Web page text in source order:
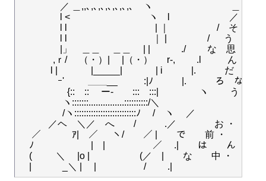
／ ＿,,､,､,､,､,､,､,､　ヽ　　　　　　　　 ＿＿＿
l <　 　　　　　　　ヽ　l　　　　　　 ／　　　
l l　　　　　　　　　 | ｜　　　　　/　そ　そ　
l l　　　　　　　　　｜ |　　 　　/ 　 う　う　
|」　＿＿　 ＿＿ 　| |　　　 ./　 　な　思　が
,ｒ/　 （・）|　 |（・） 　 r-,　　 .l 　 　 ん　
l | 　　　 |_____| 　　　 | i　　　|.　　　だ　ん
ｰ' 　　 ＿＿__ 　 　 :|ﾉ　　　|.　　　ろ　な
{::　:: 　ー-　　:::　:::| 　　　　ヽ　　 う
ヽ:::::::...............::::::::::/＼　　　　　ゝ
/ヽ::::::::::::::::::::::::::ﾉ 　/　ヽ　 ／
／ヘ　＼／　へ　　/　　　.／　　　　お ・
／　　　 ｱ|　／ 　 ヽ/　　／ |　　で　　前 ・
ﾉ　　　　　　|　|　　　　　／　 .|　　は　　ん ・
( 　 　＼　 |o |　　　　 　(／　|　　な